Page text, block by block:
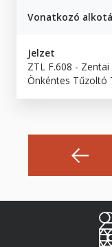
Vonatkozó
Jelzet
ZTL F.608 -
Önkéntes Tűzoltó